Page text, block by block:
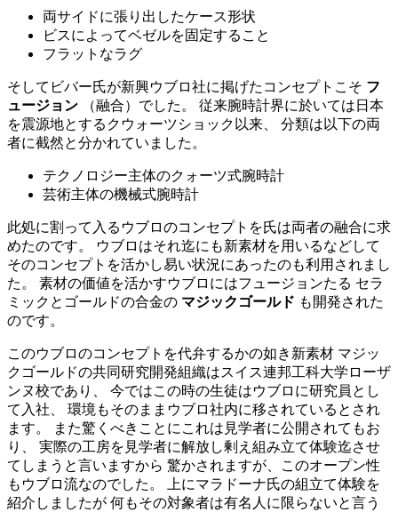
両サイドに張り出したケース形状
ビスによってベゼルを固定すること
フラットなラグ
そしてビバー氏が新興ウブロ社に掲げたコンセプトこそ フ
ュージョン （融合）でした。 従来腕時計界に於いては日本
を震源地とするクウォーツショック以来、 分類は以下の両
者に截然と分かれていました。
テクノロジー主体のクォーツ式腕時計
芸術主体の機械式腕時計
此処に割って入るウブロのコンセプトを氏は両者の融合に求
めたのです。 ウブロはそれ迄にも新素材を用いるなどして
そのコンセプトを活かし易い状況にあったのも利用されまし
た。 素材の価値を活かすウブロにはフュージョンたる セラ
ミックとゴールドの合金の マジックゴールド も開発された
のです。
このウブロのコンセプトを代弁するかの如き新素材 マジッ
クゴールドの共同研究開発組織はスイス連邦工科大学ローザ
ンヌ校であり、 今ではこの時の生徒はウブロに研究員とし
て入社、 環境もそのままウブロ社内に移されているとされ
ます。 また驚くべきことにこれは見学者に公開されてもお
り、 実際の工房を見学者に解放し剰え組み立て体験迄させ
てしまうと言いますから 驚かされますが、このオープン性
もウブロ流なのでした。 上にマラドーナ氏の組立て体験を
紹介しましたが 何もその対象者は有名人に限らないと言う